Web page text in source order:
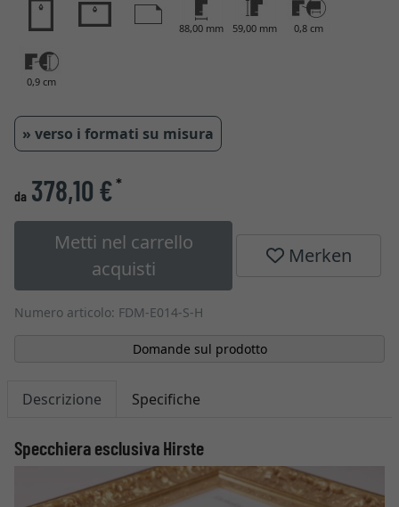
88,00 mm 59,00 mm 0,8 cm
0,9 cm
» verso i formati su misura
da 378,10 €*
Metti nel carrello
acquisti
Merken
Numero articolo: FDM-E014-S-H
Domande sul prodotto
Descrizione Specifiche
Specchiera esclusiva Hirste